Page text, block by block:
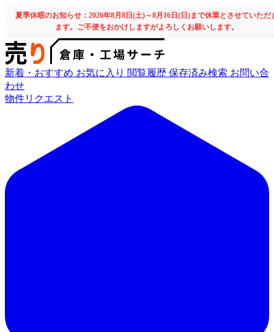
夏季休暇のお知らせ：2026年8月8日(土)～8月16日(日)まで休業とさせていただ
ます。ご不便をおかけしますがよろしくお願いします。
新着・おすすめ お気に入り 閲覧履歴 保存済み検索 お問い合
わせ
物件リクエスト